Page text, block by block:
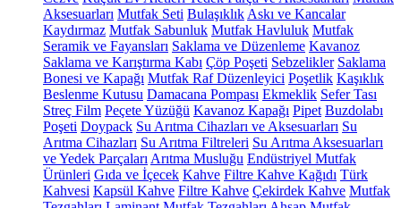
Aksesuarları Mutfak Seti Bulaşıklık Askı ve Kancalar
Kaydırmaz Mutfak Sabunluk Mutfak Havluluk Mutfak
Seramik ve Fayansları Saklama ve Düzenleme Kavanoz
Saklama ve Karıştırma Kabı Çöp Poşeti Sebzelikler Saklama
Bonesi ve Kapağı Mutfak Raf Düzenleyici Poşetlik Kaşıklık
Beslenme Kutusu Damacana Pompası Ekmeklik Sefer Tası
Streç Film Peçete Yüzüğü Kavanoz Kapağı Pipet Buzdolabı
Poşeti Doypack Su Arıtma Cihazları ve Aksesuarları Su
Arıtma Cihazları Su Arıtma Filtreleri Su Arıtma Aksesuarları
ve Yedek Parçaları Arıtma Musluğu Endüstriyel Mutfak
Ürünleri Gıda ve İçecek Kahve Filtre Kahve Kağıdı Türk
Kahvesi Kapsül Kahve Filtre Kahve Çekirdek Kahve Mutfak